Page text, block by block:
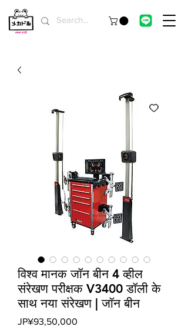
विश्व मानक जॉन बीन 4 व्हील
संरेखण परीक्षक V3400 डॉली के
साथ नया संरेखण | जॉन बीन
JP¥93,50,000